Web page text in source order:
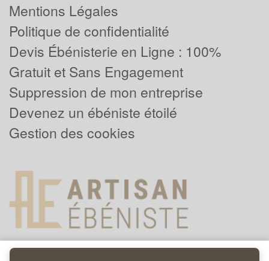
Mentions Légales
Politique de confidentialité
Devis Ébénisterie en Ligne : 100%
Gratuit et Sans Engagement
Suppression de mon entreprise
Devenez un ébéniste étoilé
Gestion des cookies